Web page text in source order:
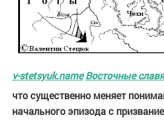
v-stetsyuk.name Восточные
что существенно меняет
начального эпизода с